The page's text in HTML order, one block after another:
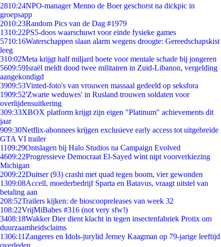
2810:24NPO-manager Menno de Boer geschorst na dickpic in
groepsapp
2010:23Random Pics van de Dag #1979
1310:22PS5-doos waarschuwt voor einde fysieke games
5710:16Waterschappen slaan alarm wegens droogte: Gereedschapskist
leeg
310:02Meta krijgt half miljard boete voor mentale schade bij jongeren
5609:59Israël meldt dood twee militairen in Zuid-Libanon, vergelding
aangekondigd
3909:53Vinted-foto's van vrouwen massaal gedeeld op seksfora
1909:52'Zwarte weduwes' in Rusland trouwen soldaten voor
overlijdensuitkering
309:33XBOX platform krijgt zijn eigen "Platinum" achievements dit
jaar
909:30Netflix-abonnees krijgen exclusieve early access tot uitgebreide
GTA VI trailer
1109:29Ontslagen bij Halo Studios na Campaign Evolved
4609:22Progressieve Democraat El-Sayed wint nipt voorverkiezing
Michigan
2009:22Duitser (93) crasht met quad tegen boom, vier gewonden
1309:08Accell, moederbedrijf Sparta en Batavus, vraagt uitstel van
betaling aan
208:52Trailers kijken: de bioscoopreleases van week 32
108:22VrijMiBabes #316 (not very sfw!)
3408:18Wakker Dier dient klacht in tegen insectenfabriek Protix om
duurzaamheidsclaims
1306:11 Zangeres en Idols-jurylid Jerney Kaagman op 79-jarige leeftijd
overleden